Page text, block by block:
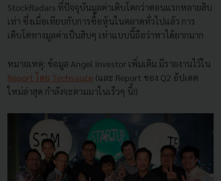
StockRadars ที่ปัจจุบันมูลค่าเติบโตกว่าตอนแรกหลายสิบ
เท่า ซึ่งเมื่อเทียบกับการซื้อหุ้นในตลาดทั่วไปแล้ว การ
เติบโตทางมูลค่าเป็นสิบๆ เท่าแบบนี้ถือว่าหาได้ยากมาก
หมายเหตุ: ข้อมูล Angel Investor เพิ่มเติม มีรายงานไว้ใน
Report โดย Techsauce (และ Report ของ Q2 อัปเดต
ใหม่ล่าสุด กำลังจะตามมาในเร็วๆ นี้!)